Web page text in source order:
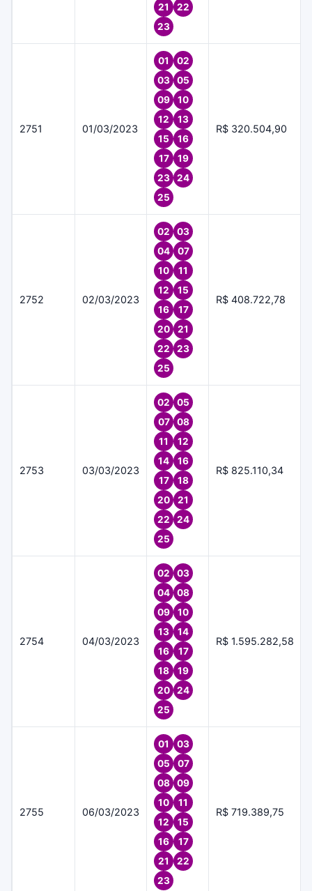
21
22
23
2751 01/03/2023
01
02
03
05
09
10
12
13
15
16
17
19
23
24
25
R$ 320.504,90
2752 02/03/2023
02
03
04
07
10
11
12
15
16
17
20
21
22
23
25
R$ 408.722,78
2753 03/03/2023
02
05
07
08
11
12
14
16
17
18
20
21
22
24
25
R$ 825.110,34
2754 04/03/2023
02
03
04
08
09
10
13
14
16
17
18
19
20
24
25
R$ 1.595.282,58
2755 06/03/2023
01
03
05
07
08
09
10
11
12
15
16
17
21
22
23
R$ 719.389,75